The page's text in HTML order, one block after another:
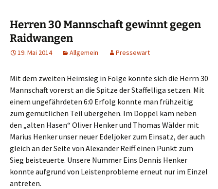
Herren 30 Mannschaft gewinnt gegen
Raidwangen
19. Mai 2014 Allgemein Pressewart
Mit dem zweiten Heimsieg in Folge konnte sich die Herrn 30
Mannschaft vorerst an die Spitze der Staffelliga setzen. Mit
einem ungefährdeten 6:0 Erfolg konnte man frühzeitig
zum gemütlichen Teil übergehen. Im Doppel kam neben
den „alten Hasen“ Oliver Henker und Thomas Wälder mit
Marius Henker unser neuer Edeljoker zum Einsatz, der auch
gleich an der Seite von Alexander Reiff einen Punkt zum
Sieg beisteuerte. Unsere Nummer Eins Dennis Henker
konnte aufgrund von Leistenprobleme erneut nur im Einzel
antreten.